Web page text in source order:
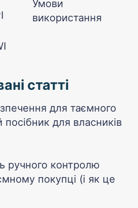
Умови
використання
статті
для таємного
для власників
ручного контролю
покупці (і як це